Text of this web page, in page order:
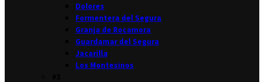
Dolores
Formentera del Segura
Granja de Rocamora
Guardamar del Segura
Jacarilla
Los Montesinos